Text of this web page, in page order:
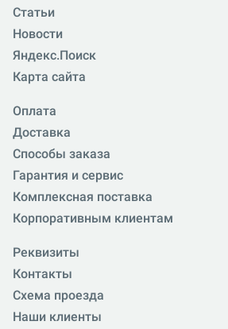
Статьи
Новости
Яндекс.Поиск
Карта сайта
Оплата
Доставка
Способы заказа
Гарантия и сервис
Комплексная поставка
Корпоративным клиентам
Реквизиты
Контакты
Схема проезда
Наши клиенты